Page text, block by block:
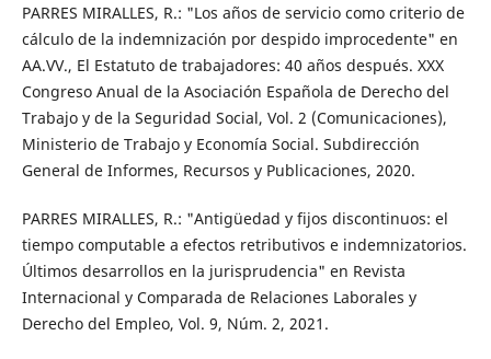
PARRES MIRALLES, R.: "Los años de servicio como criterio de
cálculo de la indemnización por despido improcedente" en
AA.VV., El Estatuto de trabajadores: 40 años después. XXX
Congreso Anual de la Asociación Española de Derecho del
Trabajo y de la Seguridad Social, Vol. 2 (Comunicaciones),
Ministerio de Trabajo y Economía Social. Subdirección
General de Informes, Recursos y Publicaciones, 2020.
PARRES MIRALLES, R.: "Antigüedad y fijos discontinuos: el
tiempo computable a efectos retributivos e indemnizatorios.
Últimos desarrollos en la jurisprudencia" en Revista
Internacional y Comparada de Relaciones Laborales y
Derecho del Empleo, Vol. 9, Núm. 2, 2021.